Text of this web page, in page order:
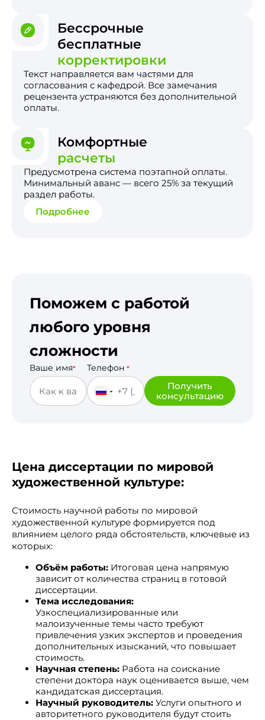
Бессрочные
бесплатные
корректировки
Текст направляется вам частями для
согласования с кафедрой. Все замечания
рецензента устраняются без дополнительной
оплаты.
Комфортные
расчеты
Предусмотрена система поэтапной оплаты.
Минимальный аванс — всего 25% за текущий
раздел работы.
Подробнее
Поможем с работой
любого уровня
сложности
Ваше имя* Телефон *
Получить
консультацию
Цена диссертации по мировой
художественной культуре:
Стоимость научной работы по мировой
художественной культуре формируется под
влиянием целого ряда обстоятельств, ключевые из
которых:
Объём работы: Итоговая цена напрямую
зависит от количества страниц в готовой
диссертации.
Тема исследования:
Узкоспециализированные или
малоизученные темы часто требуют
привлечения узких экспертов и проведения
дополнительных изысканий, что повышает
стоимость.
Научная степень: Работа на соискание
степени доктора наук оценивается выше, чем
кандидатская диссертация.
Научный руководитель: Услуги опытного и
авторитетного руководителя будут стоить